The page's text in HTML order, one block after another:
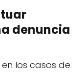
denuncia
los casos de